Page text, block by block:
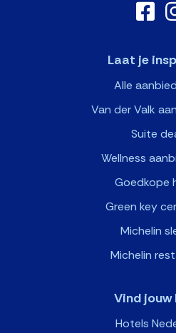
Laat je
Alle
Van der Valk
Suite
Wellness
Goedkope
Green key
Michelin
Michelin
Vind jouw
Hotels